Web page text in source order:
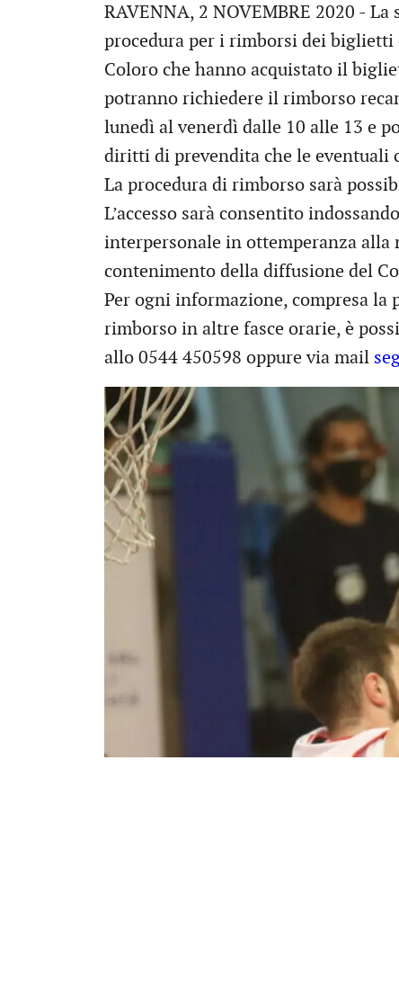
RAVENNA, 2 NOVEMBRE 2020 -
procedura per i rimborsi dei biglietti
Coloro che hanno acquistato il
potranno richiedere il rimborso
lunedì al venerdì dalle 10 alle 13 e
diritti di prevendita che le eventuali
La procedura di rimborso sarà
L’accesso sarà consentito
interpersonale in ottemperanza
contenimento della diffusione del
Per ogni informazione, compresa
rimborso in altre fasce orarie, è
allo 0544 450598 oppure via mail